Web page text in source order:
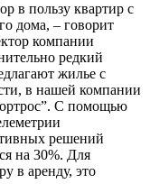
в пользу квартир с
дома, – говорит
компании
редкий
жилье с
в нашей компании
С помощью
решений
на 30%. Для
в аренду, это